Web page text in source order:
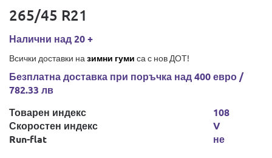
265/45 R21
Налични над 20 +
Всички доставки на зимни гуми са с нов ДОТ!
Безплатна доставка при поръчка над 400 евро /
782.33 лв
Товарен индекс
Скоростен индекс
Run-flat
108
V
не